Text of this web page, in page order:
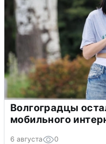
Волгоградцы
мобильного
6 августа 0